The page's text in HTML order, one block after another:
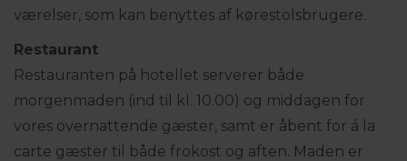
værelser, som kan benyttes af kørestolsbrugere.
Restaurant
Restauranten på hotellet serverer både
morgenmaden (ind til kl. 10.00) og middagen for
vores overnattende gæster, samt er åbent for á la
carte gæster til både frokost og aften. Maden er